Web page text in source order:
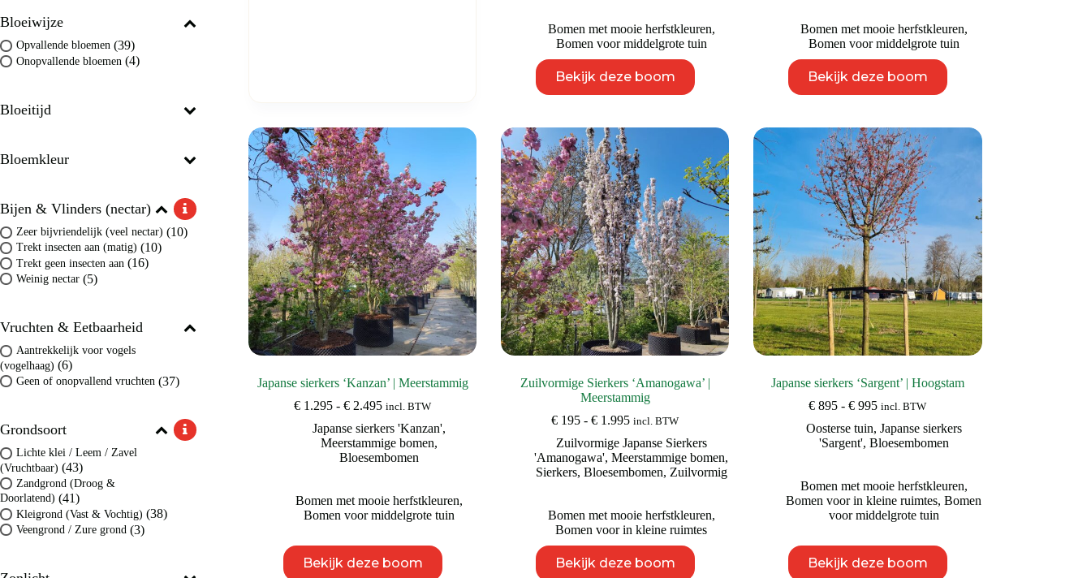
Bomen met mooie herfstkleuren,
Bomen voor middelgrote tuin
Bekijk deze boom
product
heeft
Deze
optie
kan
gekozen
worden
op
de
productpagina
Bomen met mooie herfstkleuren,
Bomen voor middelgrote tuin
Bekijk deze boom
product
heeft
Deze
optie
kan
gekozen
worden
op
de
productpagina
Japanse sierkers ‘Kanzan’ | Meerstammig
€ 1.295 - € 2.495Prijsklasse:
tot
€ 2.495
incl. BTW
Japanse sierkers 'Kanzan',
Meerstammige bomen,
Bloesembomen
Bomen met mooie herfstkleuren,
Bomen voor middelgrote tuin
Bekijk deze boom
product
Zuilvormige Sierkers ‘Amanogawa’ |
Meerstammig
€ 195 - € 1.995Prijsklasse:
tot
€ 1.995
incl. BTW
Zuilvormige Japanse Sierkers
'Amanogawa',Meerstammige bomen,
Sierkers, Bloesembomen, Zuilvormig
Bomen met mooie herfstkleuren,
Bomen voor in kleine ruimtes
Bekijk deze boom
product
Japanse sierkers ‘Sargent’ | Hoogstam
€ 895 - € 995Prijsklasse:
tot
€ 995
incl. BTW
Oosterse tuin, Japanse sierkers
'Sargent', Bloesembomen
Bomen met mooie herfstkleuren,
Bomen voor in kleine ruimtes,Bomen
voor middelgrote tuin
Bekijk deze boom
product
Bloeiwijze
Opvallende bloemen (39)
Onopvallende bloemen (4)
Bloeitijd
Bloemkleur
Bijen & Vlinders (nectar)
Zeer bijvriendelijk (veel nectar) (10)
Trekt insecten aan (matig) (10)
Trekt geen insecten aan (16)
Weinig nectar (5)
Vruchten & Eetbaarheid
Aantrekkelijk voor vogels
(vogelhaag) (6)
Geen of onopvallend vruchten (37)
Grondsoort
Lichte klei / Leem / Zavel
(Vruchtbaar) (43)
Zandgrond (Droog &
Doorlatend) (41)
Kleigrond (Vast & Vochtig) (38)
Veengrond / Zure grond (3)